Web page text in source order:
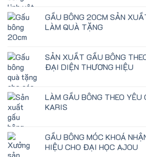
GẤU BÔNG 20CM SẢN
LÀM QUÀ TẶNG
SẢN XUẤT GẤU BÔNG
ĐẠI DIỆN THƯƠNG HIỆU
LÀM GẤU BÔNG THEO
KARIS
GẤU BÔNG MÓC KHOÁ
HIỆU CHO ĐẠI HỌC AJOU